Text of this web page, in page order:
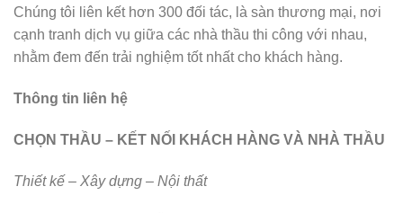
Chúng tôi liên kết hơn 300 đối tác, là sàn thương mại, nơi
cạnh tranh dịch vụ giữa các nhà thầu thi công với nhau,
nhằm đem đến trải nghiệm tốt nhất cho khách hàng.
Thông tin liên hệ
CHỌN THẦU – KẾT NỐI KHÁCH HÀNG VÀ NHÀ THẦU
Thiết kế – Xây dựng – Nội thất